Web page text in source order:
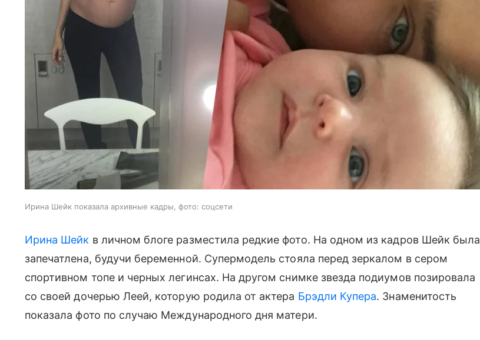
Ирина Шейк показала архивные кадры, фото: соцсети
Ирина Шейк в личном блоге разместила редкие фото. На одном из кадров Шейк была
запечатлена, будучи беременной. Супермодель стояла перед зеркалом в сером
спортивном топе и черных легинсах. На другом снимке звезда подиумов позировала
со своей дочерью Леей, которую родила от актера Брэдли Купера. Знаменитость
показала фото по случаю Международного дня матери.